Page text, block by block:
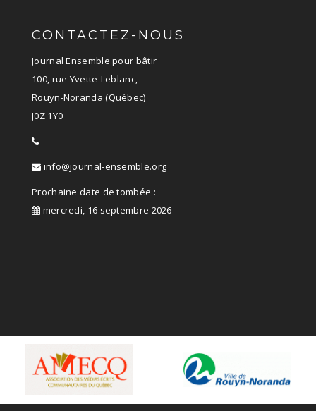
CONTACTEZ-NOUS
Journal Ensemble pour bâtir
100, rue Yvette-Leblanc,
Rouyn-Noranda (Québec)
J0Z 1Y0
info@journal-ensemble.org
Prochaine date de tombée :
mercredi, 16 septembre 2026